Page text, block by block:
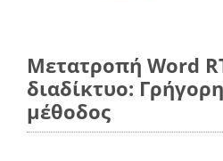
Μετατροπή Word
διαδίκτυο:
μέθοδος